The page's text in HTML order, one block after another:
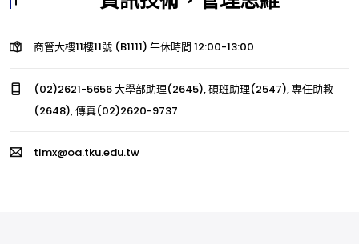
商管大樓11樓11號 (B1111) 午休時間 12:00-13:00
(02)2621-5656 大學部助理(2645), 碩班助理(2547), 專任助教
(2648), 傳真(02)2620-9737
tlmx@oa.tku.edu.tw